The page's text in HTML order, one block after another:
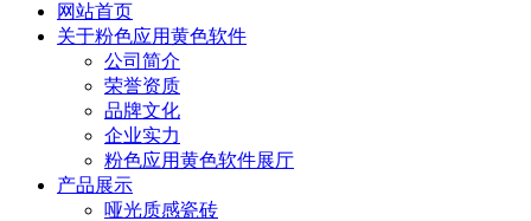
网站首页
关于粉色应用黄色软件
公司简介
荣誉资质
品牌文化
企业实力
粉色应用黄色软件展厅
产品展示
哑光质感瓷砖